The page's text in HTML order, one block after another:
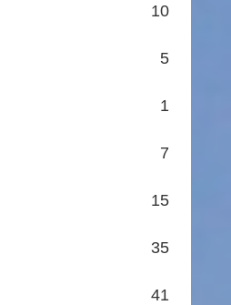
10
5
1
7
15
35
41